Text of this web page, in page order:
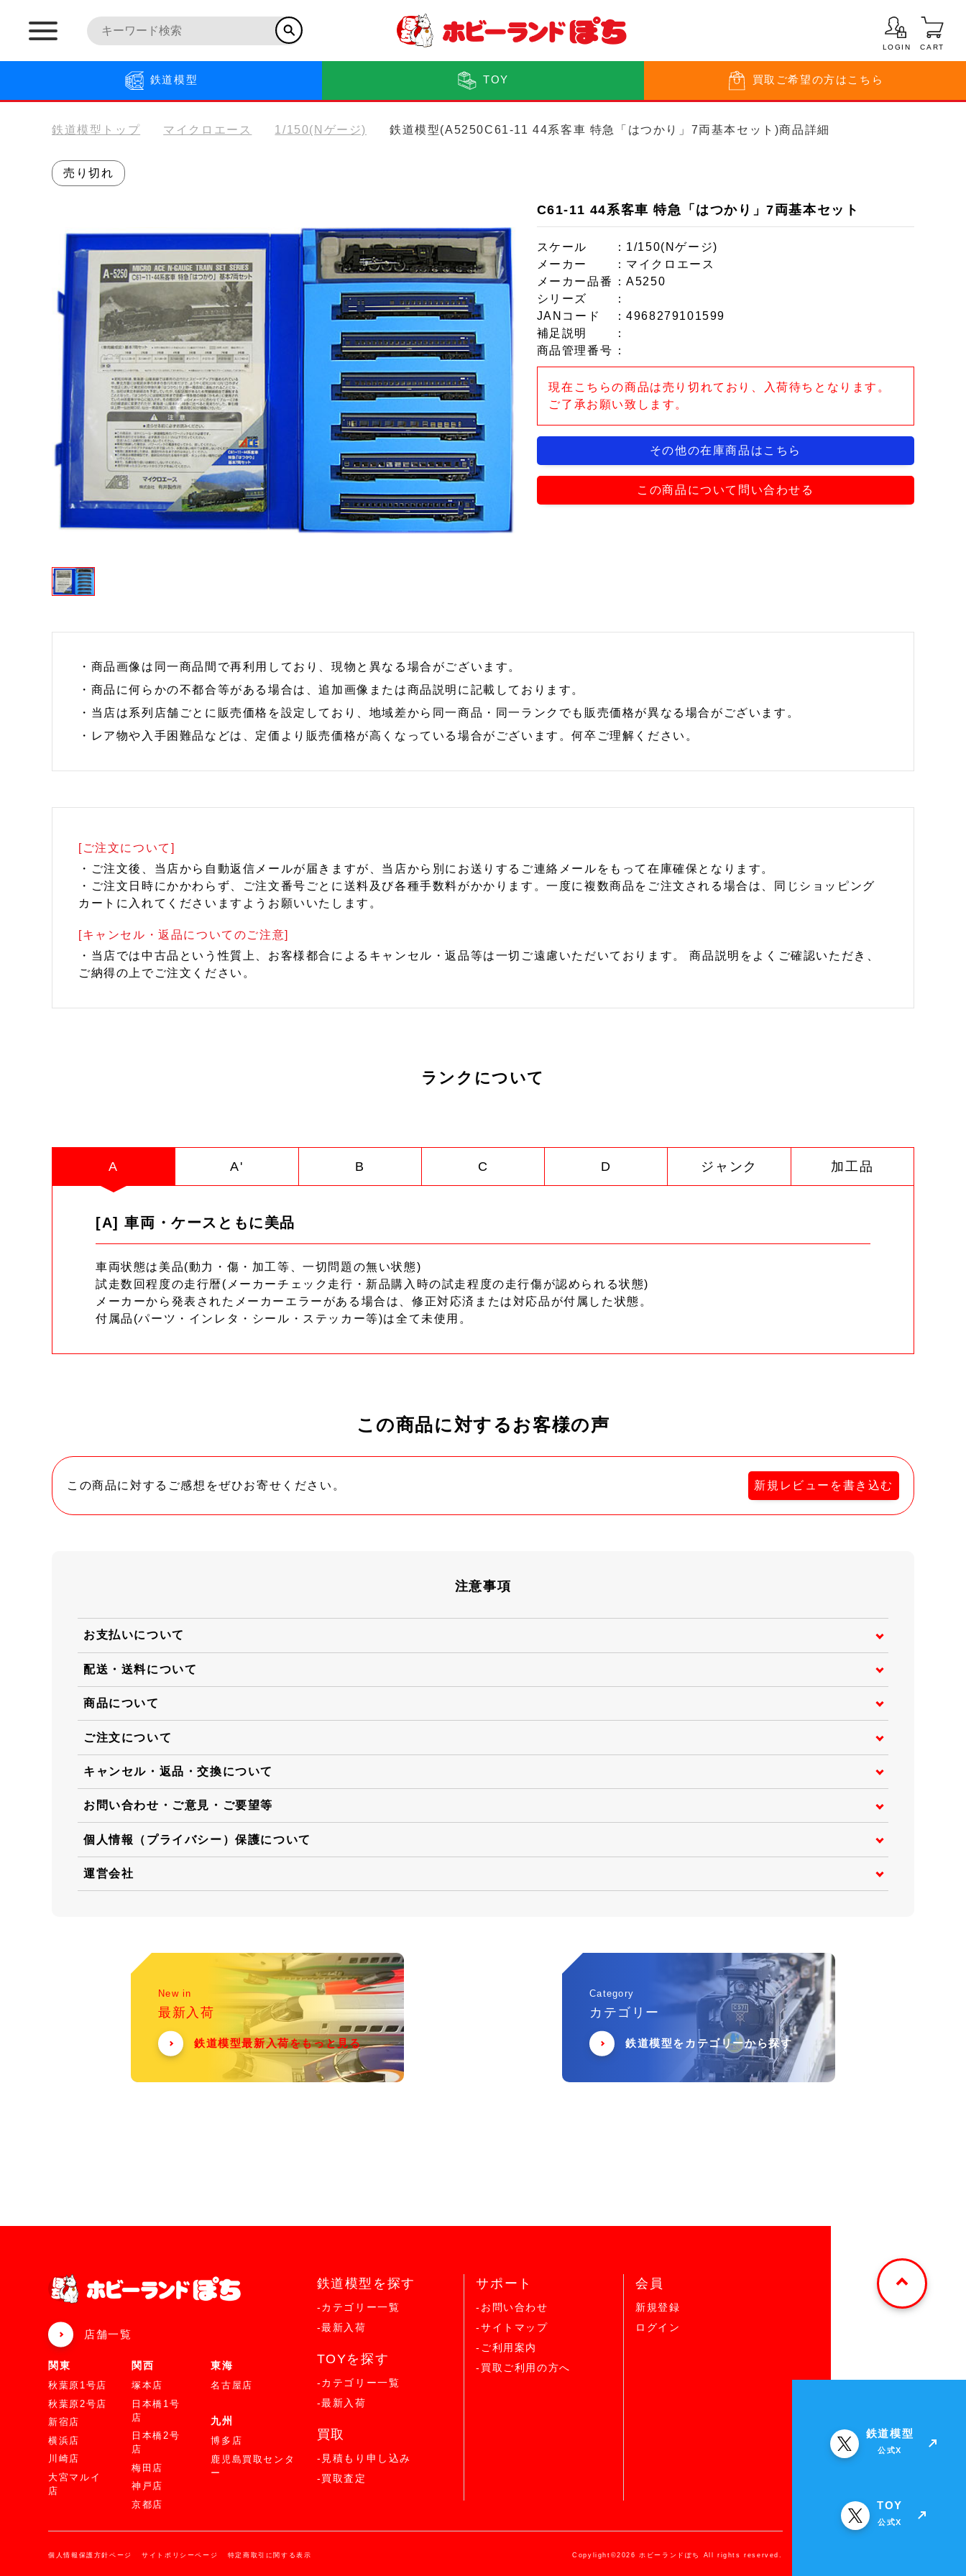
LOGIN CART
鉄道模型 TOY 買取 ご希望の方はこちら
鉄道模型トップ マイクロエース 1/150(Nゲージ) 鉄道模型(A5250C61-11 44系客車 特急「はつかり」7両基本セット)商品詳細
売り切れ
C61-11 44系客車 特急「はつかり」7両基本セット
スケール
：1/150(Nゲージ)
メーカー
：マイクロエース
メーカー品番
：A5250
シリーズ
：
JANコード
：4968279101599
補足説明
：
商品管理番号 ：
現在こちらの商品は売り切れており、入荷待ちとなります。
ご了承お願い致します。
その他の在庫商品はこちら
この商品について問い合わせる
・商品画像は同一商品間で再利用しており、現物と異なる場合がございます。
・商品に何らかの不都合等がある場合は、追加画像または商品説明に記載しております。
・当店は系列店舗ごとに販売価格を設定しており、地域差から同一商品・同一ランクでも販売価格が異なる場合がございます。
・レア物や入手困難品などは、定価より販売価格が高くなっている場合がございます。何卒ご理解ください。
[ご注文について]
・ご注文後、当店から自動返信メールが届きますが、当店から別にお送りするご連絡メールをもって在庫確保となります。
・ご注文日時にかかわらず、ご注文番号ごとに送料及び各種手数料がかかります。一度に複数商品をご注文される場合は、同じショッピング
カートに入れてくださいますようお願いいたします。
[キャンセル・返品についてのご注意]
・当店では中古品という性質上、お客様都合によるキャンセル・返品等は一切ご遠慮いただいております。 商品説明をよくご確認いただき、
ご納得の上でご注文ください。
ランクについて
A A' B C D ジャンク 加工品
[A] 車両・ケースともに美品
車両状態は美品(動力・傷・加工等、一切問題の無い状態)
試走数回程度の走行暦(メーカーチェック走行・新品購入時の試走程度の走行傷が認められる状態)
メーカーから発表されたメーカーエラーがある場合は、修正対応済または対応品が付属した状態。
付属品(パーツ・インレタ・シール・ステッカー等)は全て未使用。
この商品に対するお客様の声
この商品に対するご感想をぜひお寄せください。 新規レビューを書き込む
注意事項
お支払いについて
配送・送料について
商品について
ご注文について
キャンセル・返品・交換について
お問い合わせ・ご意見・ご要望等
個人情報（プライバシー）保護について
運営会社
New in
最新入荷
鉄道模型最新入荷をもっと見る
Category
カテゴリー
鉄道模型をカテゴリーから探す
店舗一覧
関東
秋葉原1号店
秋葉原2号店
新宿店
横浜店
川崎店
大宮マルイ
店
関西
塚本店
日本橋1号
店
日本橋2号
店
梅田店
神戸店
京都店
東海
名古屋店
九州
博多店
鹿児島買取センタ
ー
鉄道模型を探す
-カテゴリー一覧
-最新入荷
TOYを探す
-カテゴリー一覧
-最新入荷
買取
-見積もり申し込み
-買取査定
サポート
-お問い合わせ
-サイトマップ
-ご利用案内
-買取ご利用の方へ
会員
新規登録
ログイン
個人情報保護方針ページ サイトポリシーページ 特定商取引に関する表示 Copylight©2026 ホビーランドぽち All rights reserved.
鉄道模型
公式X
TOY
公式X